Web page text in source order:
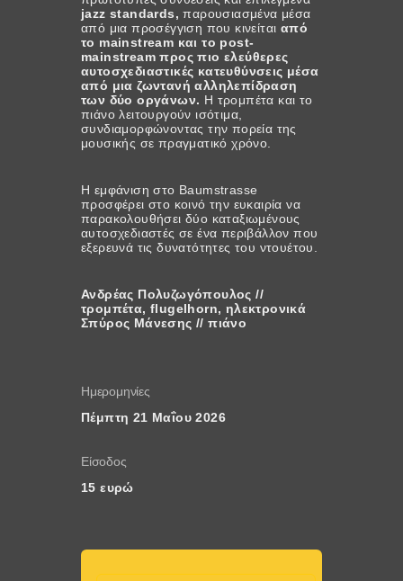
jazz standards, παρουσιασμένα μέσα
από μια προσέγγιση που κινείται από
το mainstream και το post-
mainstream προς πιο ελεύθερες
αυτοσχεδιαστικές κατευθύνσεις μέσα
από μια ζωντανή αλληλεπίδραση
των δύο οργάνων. Η τρομπέτα και το
πιάνο λειτουργούν ισότιμα,
συνδιαμορφώνοντας την πορεία της
μουσικής σε πραγματικό χρόνο.
Η εμφάνιση στο Baumstrasse
προσφέρει στο κοινό την ευκαιρία να
παρακολουθήσει δύο καταξιωμένους
αυτοσχεδιαστές σε ένα περιβάλλον που
εξερευνά τις δυνατότητες του ντουέτου.
Ανδρέας Πολυζωγόπουλος //
τρομπέτα, flugelhorn, ηλεκτρονικά
Σπύρος Μάνεσης // πιάνο
Ημερομηνίες
Πέμπτη 21 Μαΐου 2026
Είσοδος
15 ευρώ